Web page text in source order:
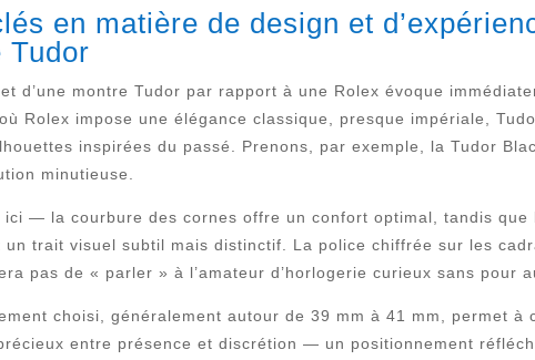
en matière de design et
Tudor
d’une montre Tudor par rapport à une Rolex évoque
Rolex impose une élégance classique, presque impériale,
inspirées du passé. Prenons, par exemple, la Tudor
minutieuse.
ici — la courbure des cornes offre un confort optimal, tandis
un trait visuel subtil mais distinctif. La police chiffrée sur les
pas de « parler » à l’amateur d’horlogerie curieux sans pour
choisi, généralement autour de 39 mm à 41 mm, permet
entre présence et discrétion — un positionnement